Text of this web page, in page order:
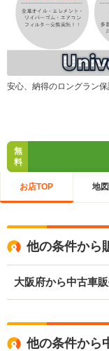
安心、納得のロングラン
無
料
お店TOP 地
他の条件から
大阪府から中古車
他の条件から